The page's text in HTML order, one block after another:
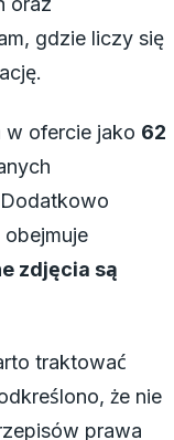
gdzie liczy się
w ofercie jako 62
obejmuje
zdjęcia są
traktować
że nie
prawa